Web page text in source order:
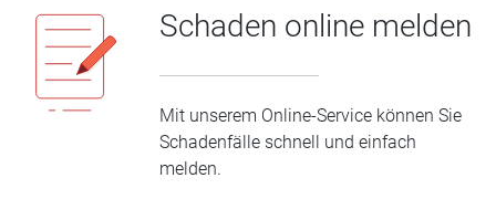
Schaden online melden
Mit unserem Online-Service können Sie
Schadenfälle schnell und einfach
melden.